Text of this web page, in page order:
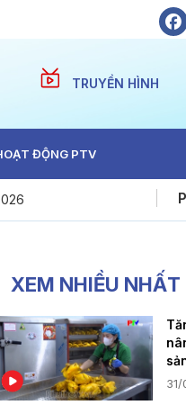
TRUYỀN HÌNH
ĐỘNG PTV
Bản tin
XEM NHIỀU NHẤT